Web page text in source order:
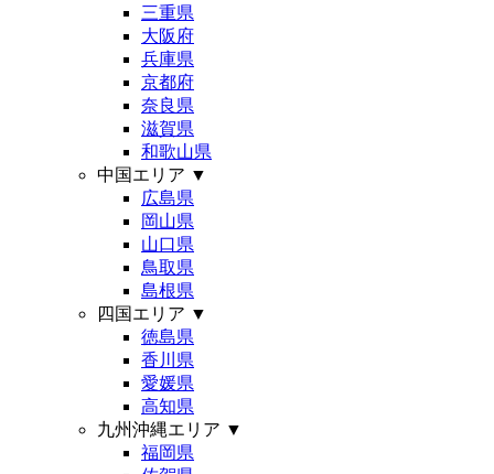
三重県
大阪府
兵庫県
京都府
奈良県
滋賀県
和歌山県
中国エリア ▼
広島県
岡山県
山口県
鳥取県
島根県
四国エリア ▼
徳島県
香川県
愛媛県
高知県
九州沖縄エリア ▼
福岡県